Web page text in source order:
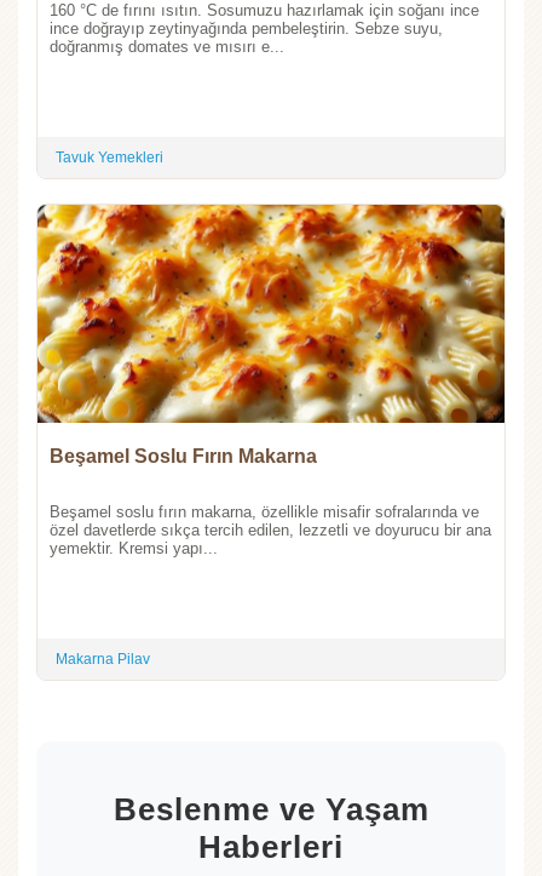
160 °C de fırını ısıtın. Sosumuzu hazırlamak için soğanı ince
ince doğrayıp zeytinyağında pembeleştirin. Sebze suyu,
doğranmış domates ve mısırı e...
Tavuk Yemekleri
Beşamel Soslu Fırın Makarna
Beşamel soslu fırın makarna, özellikle misafir sofralarında ve
özel davetlerde sıkça tercih edilen, lezzetli ve doyurucu bir ana
yemektir. Kremsi yapı...
Makarna Pilav
Beslenme ve Yaşam
Haberleri